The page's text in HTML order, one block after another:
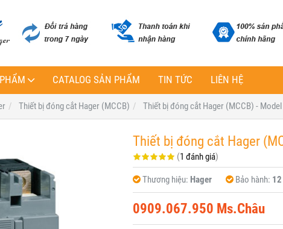
CATALOG SẢN PHẨM TIN TỨC LIÊN HỆ
Thiết bị đóng cắt Hager (MCCB) Thiết bị đóng cắt Hager (MCCB) - Model
Thiết bị đóng cắt Hager
(1 đánh giá)
Thương hiệu: Hager Bảo hành:
0909.067.950 Ms.Châu